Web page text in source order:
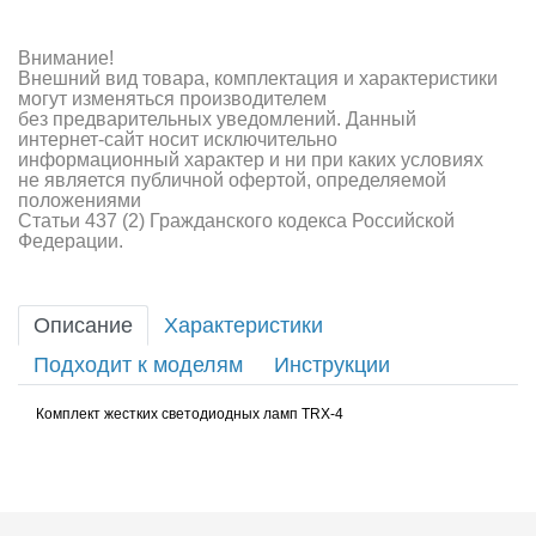
Внимание!
Внешний вид товара, комплектация и характеристики
могут изменяться производителем
без предварительных уведомлений. Данный
интернет-сайт носит исключительно
информационный характер и ни при каких условиях
не является публичной офертой, определяемой
положениями
Статьи 437 (2) Гражданского кодекса Российской
Федерации.
Описание
Характеристики
Подходит к моделям
Инструкции
Комплект жестких светодиодных ламп TRX-4